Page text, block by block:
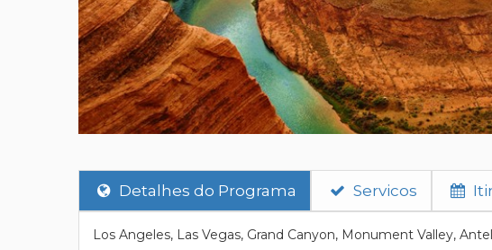
Detalhes do Programa Servicos
Los Angeles, Las Vegas, Grand Canyon, Monument Valley,